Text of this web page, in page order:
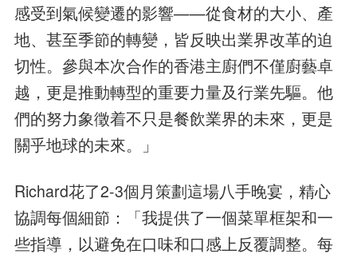
感受到氣候變遷的影響——從食材的大小、產
地、甚至季節的轉變，皆反映出業界改革的迫
切性。參與本次合作的香港主廚們不僅廚藝卓
越，更是推動轉型的重要力量及行業先驅。他
們的努力象徵着不只是餐飲業界的未來，更是
關乎地球的未來。」
Richard花了2-3個月策劃這場八手晚宴，精心
協調每個細節：「我提供了一個菜單框架和一
些指導，以避免在口味和口感上反覆調整。每